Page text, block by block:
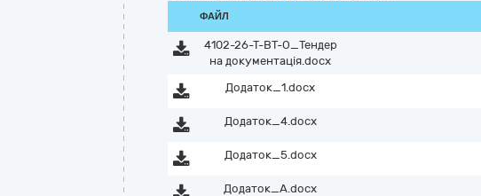
ФАЙЛ
4102-26-Т-ВТ-О_Тендер
на документація.docx
Додаток_1.docx
Додаток_4.docx
Додаток_5.docx
Додаток_А.docx